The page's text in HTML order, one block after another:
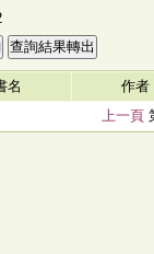
名
作者
上一頁